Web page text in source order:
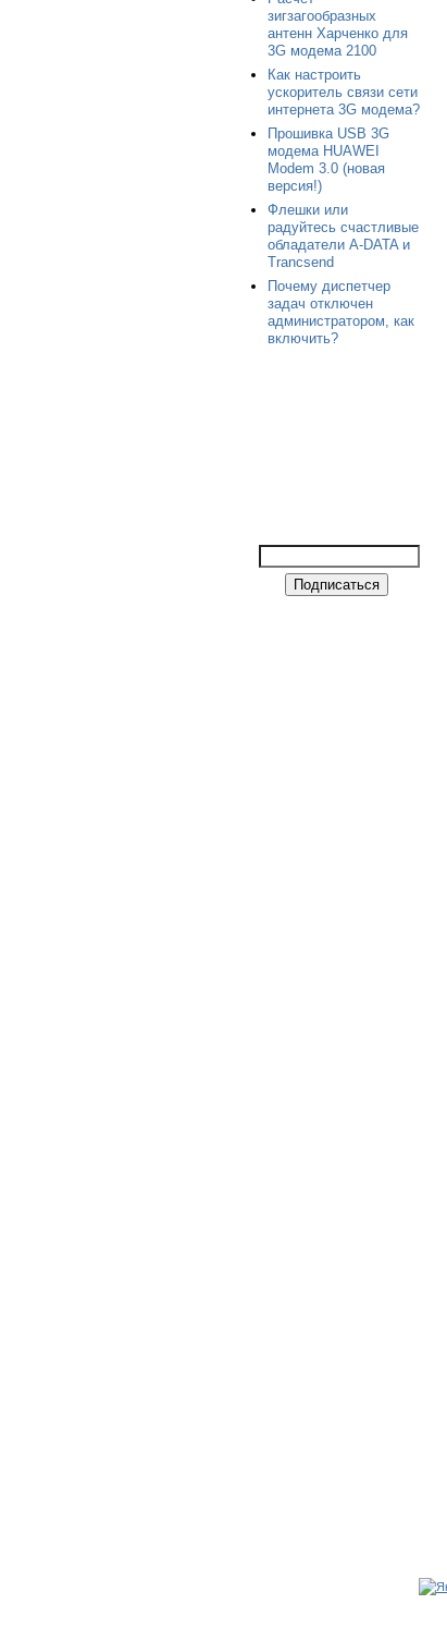
зигзагообразных
антенн Харченко для
3G модема 2100
Как настроить
ускоритель связи сети
интернета 3G модема?
Прошивка USB 3G
модема HUAWEI
Modem 3.0 (новая
версия!)
Флешки или
радуйтесь счастливые
обладатели A-DATA и
Trancsend
Почему диспетчер
задач отключен
администратором, как
включить?